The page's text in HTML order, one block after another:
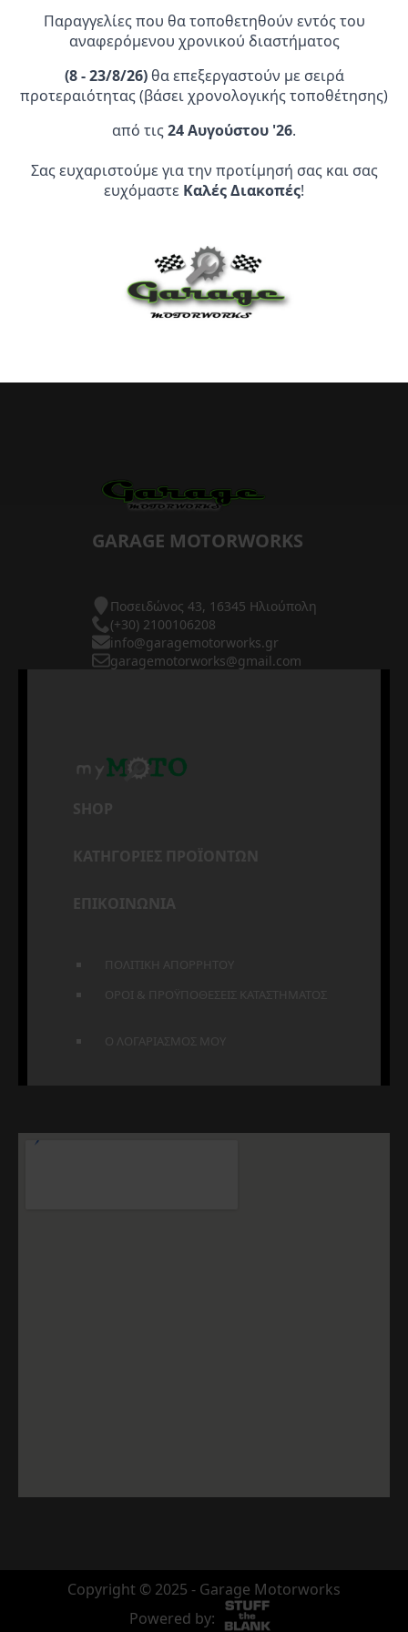
Επίσημος Αντιπρόσωπος:
Service Point:
CLEARANCE | ΑΝΑΚΑΛΥΨΤΕ
ΠΡΟΪΟΝΤΑ
GARAGE MOTORWORKS
Ποσειδώνος 43, 16345 Ηλιούπολη
(+30) 2100106208
info@garagemotorworks.gr
garagemotorworks@gmail.com
SHOP
ΚΑΤΗΓΟΡΙΕΣ ΠΡΟΪΟΝΤΩΝ
ΕΠΙΚΟΙΝΩΝΙΑ
ΠΟΛΙΤΙΚΗ ΑΠΟΡΡΗΤΟΥ
ΟΡΟΙ & ΠΡΟΫΠΟΘΕΣΕΙΣ ΚΑΤΑΣΤΗΜΑΤΟΣ
Ο ΛΟΓΑΡΙΑΣΜΟΣ ΜΟΥ
Copyright © 2025 - Garage Motorworks
Powered by:
Παραγγελίες που θα τοποθετηθούν εντός του
αναφερόμενου χρονικού διαστήματος
(8 - 23/8/26)θα επεξεργαστούν με σειρά
προτεραιότητας (βάσει χρονολογικής τοποθέτησης)
από τις24 Αυγούστου '26.
Σας ευχαριστούμε για την προτίμησή σας και σας
ευχόμαστε Καλές Διακοπές!